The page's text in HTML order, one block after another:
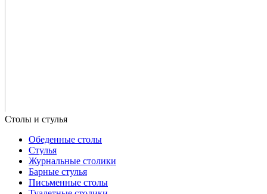
Обеденные столы
Стулья
Журнальные столики
Барные стулья
Письменные столы